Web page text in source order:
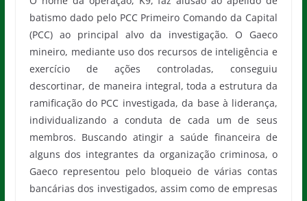
batismo dado pelo PCC Primeiro Comando da Capital
(PCC) ao principal alvo da investigação. O Gaeco
mineiro, mediante uso dos recursos de inteligência e
exercício de ações controladas, conseguiu
descortinar, de maneira integral, toda a estrutura da
ramificação do PCC investigada, da base à liderança,
individualizando a conduta de cada um de seus
membros. Buscando atingir a saúde financeira de
alguns dos integrantes da organização criminosa, o
Gaeco representou pelo bloqueio de várias contas
bancárias dos investigados, assim como de empresas